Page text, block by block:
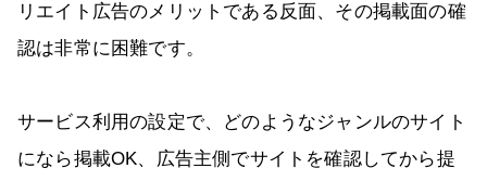
リエイト広告のメリットである反面、その掲載面の確
認は非常に困難です。
サービス利用の設定で、どのようなジャンルのサイト
になら掲載OK、広告主側でサイトを確認してから提